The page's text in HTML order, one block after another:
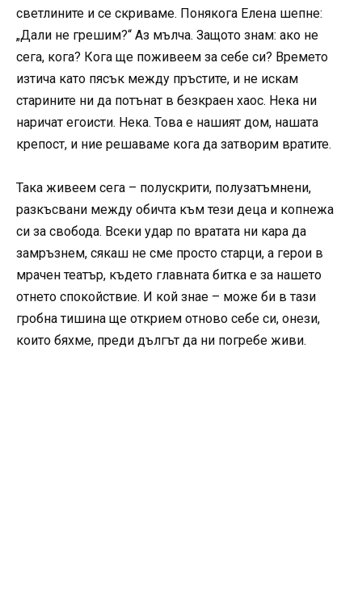
светлините и се скриваме. Понякога Елена шепне:
„Дали не грешим?“ Аз мълча. Защото знам: ако не
сега, кога? Кога ще поживеем за себе си? Времето
изтича като пясък между пръстите, и не искам
старините ни да потънат в безкраен хаос. Нека ни
наричат егоисти. Нека. Това е нашият дом, нашата
крепост, и ние решаваме кога да затворим вратите.
Така живеем сега – полускрити, полузатъмнени,
разкъсвани между обичта към тези деца и копнежа
си за свобода. Всеки удар по вратата ни кара да
замръзнем, сякаш не сме просто старци, а герои в
мрачен театър, където главната битка е за нашето
отнето спокойствие. И кой знае – може би в тази
гробна тишина ще открием отново себе си, онези,
които бяхме, преди дългът да ни погребе живи.